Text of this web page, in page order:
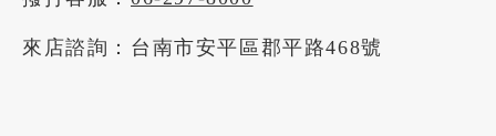
來店諮詢：台南市安平區郡平路468號